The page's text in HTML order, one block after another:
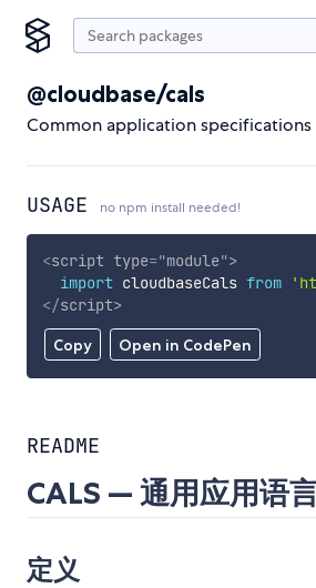
@cloudbase/cals
Common application specifications
USAGE no npm install needed!
Copy Open in CodePen
<script type="module">
import cloudbaseCals from
</script>
README
CALS — 通用应用语
定义